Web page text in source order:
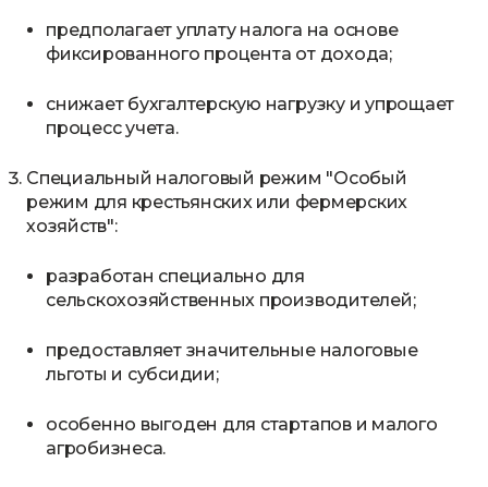
предполагает уплату налога на основе
фиксированного процента от дохода;
снижает бухгалтерскую нагрузку и упрощает
процесс учета.
Специальный налоговый режим "Особый
режим для крестьянских или фермерских
хозяйств":
разработан специально для
сельскохозяйственных производителей;
предоставляет значительные налоговые
льготы и субсидии;
особенно выгоден для стартапов и малого
агробизнеса.